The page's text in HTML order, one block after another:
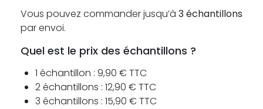
Vous pouvez commander jusqu’à 3 échantillons
par envoi.
Quel est le prix des échantillons ?
1 échantillon : 9,90 € TTC
2 échantillons : 12,90 € TTC
3 échantillons : 15,90 € TTC